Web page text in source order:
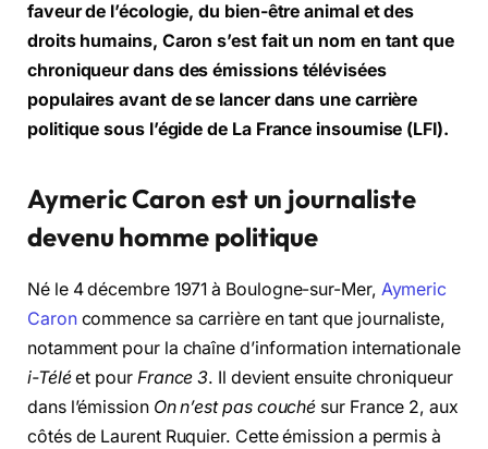
faveur de l’écologie, du bien-être animal et des
droits humains, Caron s’est fait un nom en tant que
chroniqueur dans des émissions télévisées
populaires avant de se lancer dans une carrière
politique sous l’égide de La France insoumise (LFI).
Aymeric Caron est un journaliste
devenu homme politique
Né le 4 décembre 1971 à Boulogne-sur-Mer, Aymeric
Caroncommence sa carrière en tant que journaliste,
notamment pour la chaîne d’information internationale
i-Téléet pour France 3. Il devient ensuite chroniqueur
dans l’émission On n’est pas couché sur France 2, aux
côtés de Laurent Ruquier. Cette émission a permis à